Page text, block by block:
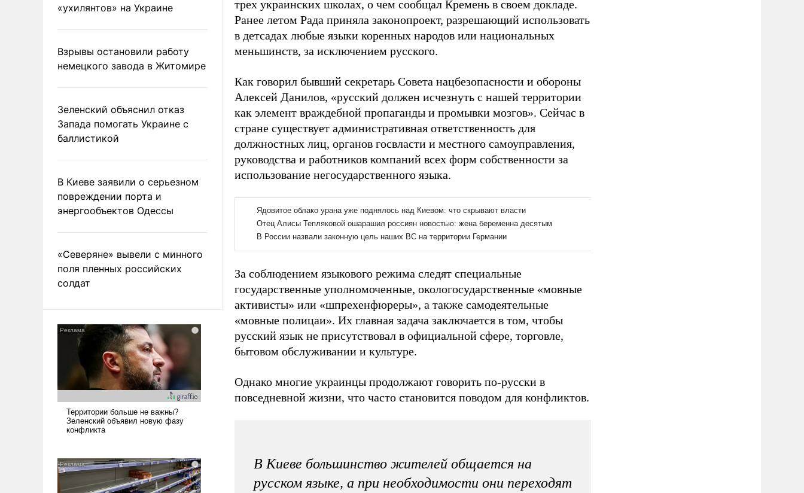
«ухилянтов» на Украине
Взрывы остановили работу
немецкого завода в Житомире
Зеленский объяснил отказ
Запада помогать Украине с
баллистикой
В Киеве заявили о серьезном
повреждении порта и
энергообъектов Одессы
«Северяне» вывели с минного
поля пленных российских
солдат
трех украинских школах, о чем сообщал Кремень в своем докладе.
Ранее летом Рада приняла законопроект, разрешающий использовать
в детсадах любые языки коренных народов или национальных
меньшинств, за исключением русского.
Как говорил бывший секретарь Совета нацбезопасности и обороны
Алексей Данилов, «русский должен исчезнуть с нашей территории
как элемент враждебной пропаганды и промывки мозгов». Сейчас в
стране существует административная ответственность для
должностных лиц, органов госвласти и местного самоуправления,
руководства и работников компаний всех форм собственности за
использование негосударственного языка.
За соблюдением языкового режима следят специальные
государственные уполномоченные, окологосударственные «мовные
активисты» или «шпрехенфюреры», а также самодеятельные
«мовные полицаи». Их главная задача заключается в том, чтобы
русский язык не присутствовал в официальной сфере, торговле,
бытовом обслуживании и культуре.
Однако многие украинцы продолжают говорить по-русски в
повседневной жизни, что часто становится поводом для конфликтов.
В Киеве большинство жителей общается на
русском языке, а при необходимости они переходят